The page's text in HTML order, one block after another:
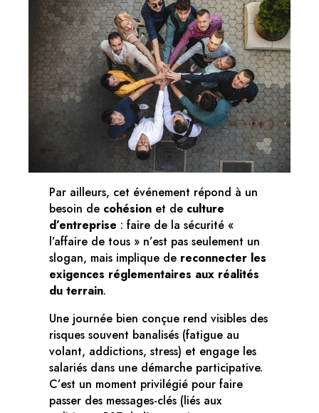
Par ailleurs, cet événement répond à un
besoin de cohésion et de culture
d’entreprise : faire de la sécurité «
l’affaire de tous » n’est pas seulement un
slogan, mais implique de reconnecter les
exigences réglementaires aux réalités
du terrain.
Une journée bien conçue rend visibles des
risques souvent banalisés (fatigue au
volant, addictions, stress) et engage les
salariés dans une démarche participative.
C’est un moment privilégié pour faire
passer des messages-clés (liés aux